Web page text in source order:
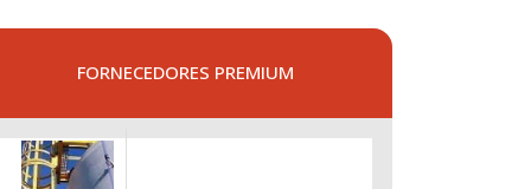
FORNECEDORES PREMIUM